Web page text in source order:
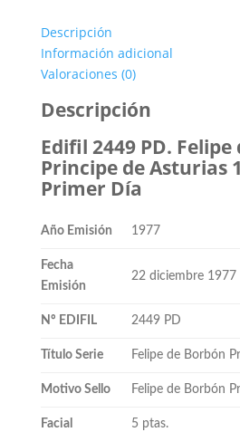
Descripción
Información adicional
Valoraciones (0)
Descripción
Edifil 2449 PD.
Principe de Asturias
Primer Día
Año Emisión 1977
Fecha
Emisión
22 diciembre 1977
Nº EDIFIL 2449 PD
Título Serie Felipe de Borbón
Motivo Sello Felipe de Borbón
Facial 5 ptas.